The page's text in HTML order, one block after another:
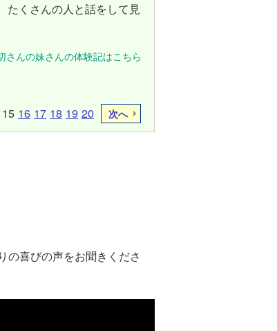
たくさんの人と話をして見
さんの妹さんの体験記はこちら
15 16 17 18 19 20 次へ
の喜びの声をお聞きくださ